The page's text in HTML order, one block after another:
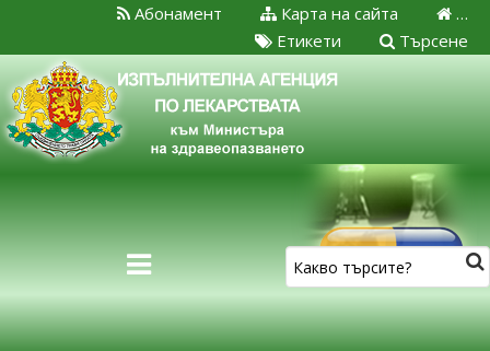
…
Карта на сайта
Абонамент
Търсене
Етикети